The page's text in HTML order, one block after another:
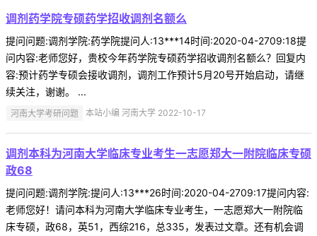
调剂药学院专硕药学招收调剂名额么
提问问题:调剂学院:药学院提问人:13***14时间:2020-04-2709:18提
问内容:老师您好，贵校今年药学院专硕药学招收调剂名额么？回复内
容:预计药学专硕会接收调剂，调剂工作预计5月20号开始启动，请继
续关注，谢谢。 ...
河南大学考研问题 本站小编 河南大学 2022-10-17
调剂本科为河南大学临床专业考生一志愿郑大一附院临床专硕
政68
提问问题:调剂学院:提问人:13***26时间:2020-04-2709:17提问内容:
老师您好！请问本科为河南大学临床专业考生，一志愿郑大一附院临
床专硕，政68，英51，西综216，总335，发表过文章。还有机会调